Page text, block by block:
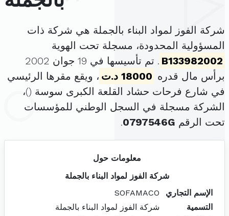
شركة الفوز لمواد البناء بالجملة هي شركة ذات
المسؤولية المحدودة، مسجلة تحت الهوية
B133982002
. تم تأسيسها في 19 جوان 2002
برأس مال قدره 18000 د.ت
، ويقع مقرها الرئيسي
في شارع فرحات حشاد القلعة الكبرى سوسة ()،
الشركة مسجلة في السجل الوطني للمؤسسات
تحت الرقم 0797546G
.
معلومات حول
شركة الفوز لمواد البناء بالجملة
الإسم التجاري
SOFAMACO
التسمية
شركة الفوز لمواد البناء بالجملة